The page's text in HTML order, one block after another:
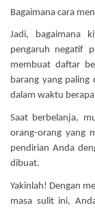
Bagaimana cara
Jadi, bagaimana
pengaruh negatif
membuat daftar
barang yang paling
dalam waktu
Saat berbelanja,
orang-orang yang
pendirian Anda
dibuat.
Yakinlah! Dengan
masa sulit ini,